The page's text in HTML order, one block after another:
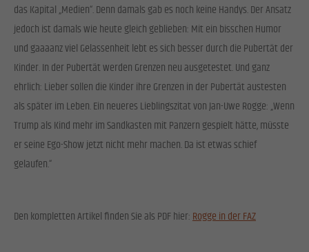
das Kapital „Medien“. Denn damals gab es noch keine Handys. Der Ansatz
jedoch ist damals wie heute gleich geblieben: Mit ein bisschen Humor
und gaaaanz viel Gelassenheit lebt es sich besser durch die Pubertät der
Kinder. In der Pubertät werden Grenzen neu ausgetestet. Und ganz
ehrlich: Lieber sollen die Kinder ihre Grenzen in der Pubertät austesten
als später im Leben. Ein neueres Lieblingszitat von Jan-Uwe Rogge: „Wenn
Trump als Kind mehr im Sandkasten mit Panzern gespielt hätte, müsste
er seine Ego-Show jetzt nicht mehr machen. Da ist etwas schief
gelaufen.“
Den kompletten Artikel finden Sie als PDF hier:Rogge in der FAZ
Statistiken (1)
Statistik Cookies erfassen Informationen anonym. Diese Informationen helfen uns zu verstehen, wie
unsere Besucher unsere Website nutzen.
Cookie-Informationen anzeigen
Externe Medien (2)
Inhalte von Videoplattformen und Social-Media-Plattformen werden standardmäßig blockiert. Wenn
Cookies von externen Medien akzeptiert werden, bedarf der Zugriff auf diese Inhalte keiner
manuellen Einwilligung mehr.